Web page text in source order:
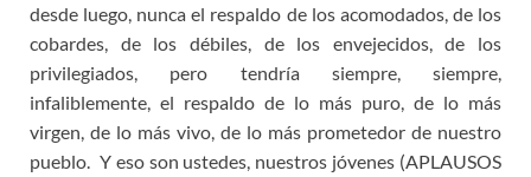
desde luego, nunca el respaldo de los acomodados, de los
cobardes, de los débiles, de los envejecidos, de los
privilegiados, pero tendría siempre, siempre,
infaliblemente, el respaldo de lo más puro, de lo más
virgen, de lo más vivo, de lo más prometedor de nuestro
pueblo. Y eso son ustedes, nuestros jóvenes (APLAUSOS